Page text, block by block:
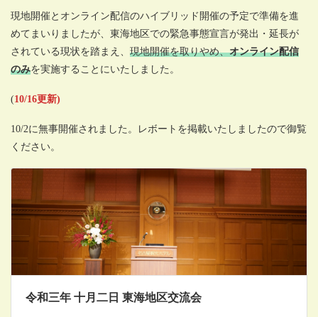
現地開催とオンライン配信のハイブリッド開催の予定で準備を進
めてまいりましたが、東海地区での緊急事態宣言が発出・延長が
されている現状を踏まえ、 現地開催を取りやめ、オンライン配信
のみを実施することにいたしました。
(10/16更新)
10/2に無事開催されました。レボートを掲載いたしましたので御覧
ください。
令和三年 十月二日 東海地区交流会